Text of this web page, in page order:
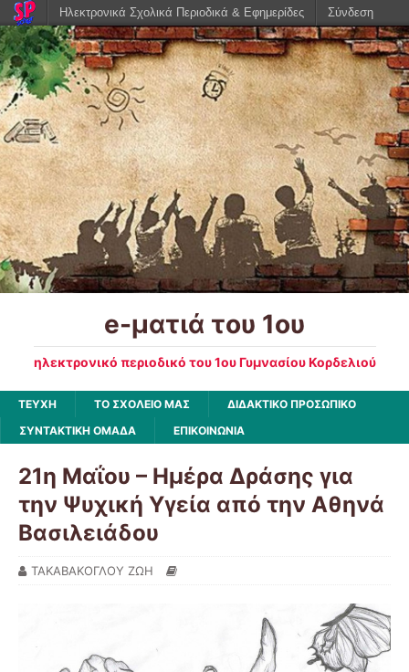
e-ματιά του 1ου
ηλεκτρονικό περιοδικό του 1ου Γυμνασίου Κορδελιού
ΤΕΥΧΗ ΤΟ ΣΧΟΛΕΙΟ ΜΑΣ
ΔΙΔΑΚΤΙΚΟ ΠΡΟΣΩΠΙΚΟ
ΣΥΝΤΑΚΤΙΚΗ ΟΜΑΔΑ
ΕΠΙΚΟΙΝΩΝΙΑ
21η Μαΐου – Ημέρα Δράσης για
την Ψυχική Υγεία από την Αθηνά
Βασιλειάδου
ΤΑΚΑΒΑΚΟΓΛΟΥ ΖΩΗ
Ηλεκτρονικά Σχολικά Περιοδικά & Εφημερίδες Σύνδεση